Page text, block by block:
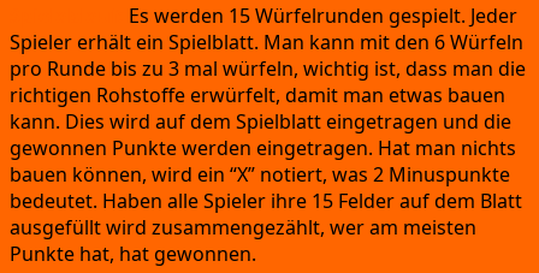
Es wer­den 15 Wür­fel­run­den gespielt. Jeder
Spie­ler erhält ein Spiel­blatt. Man kann mit den 6 Wür­feln
pro Run­de bis zu 3 mal wür­feln, wich­tig ist, dass man die
rich­ti­gen Roh­stof­fe erwür­felt, damit man etwas bau­en
kann. Dies wird auf dem Spiel­blatt ein­ge­tra­gen und die
gewon­nen Punk­te wer­den ein­ge­tra­gen. Hat man nichts
bau­en kön­nen, wird ein “X” notiert, was 2 Minus­punk­te
bedeu­tet. Haben alle Spie­ler ihre 15 Fel­der auf dem Blatt
aus­ge­füllt wird zusam­men­ge­zählt, wer am meis­ten
Punk­te hat, hat gewonnen.